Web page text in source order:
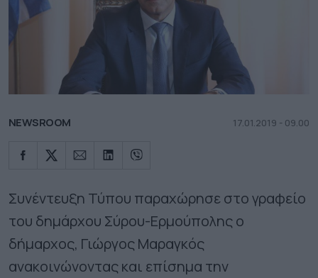
NEWSROOM 17.01.2019 - 09.00
Συνέντευξη Τύπου παραχώρησε στο γραφείο
του δημάρχου Σύρου-Ερμούπολης ο
δήμαρχος, Γιώργος Μαραγκός
ανακοινώνοντας και επίσημα την